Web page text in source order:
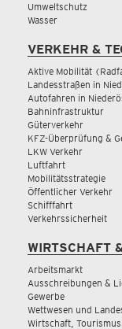
Umweltschutz
Wasser
VERKEHR &
Aktive Mobilität
Landesstraßen in
Autofahren in
Bahninfrastruktur
Güterverkehr
KFZ-Überprüfung &
LKW Verkehr
Luftfahrt
Mobilitätsstrategie
Öffentlicher Verkehr
Schifffahrt
Verkehrssicherheit
WIRTSCHAFT
Arbeitsmarkt
Ausschreibungen &
Gewerbe
Wettwesen und
Wirtschaft,